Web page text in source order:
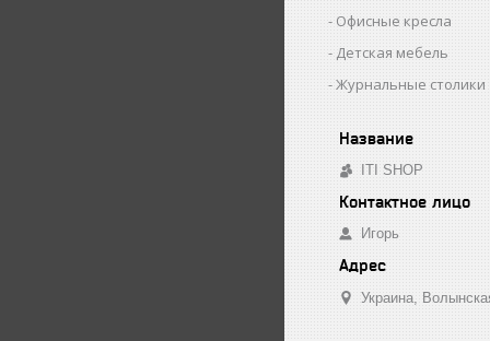
Офисные кресла
Детская мебель
Журнальные столики
ITI SHOP
Игорь
Украина